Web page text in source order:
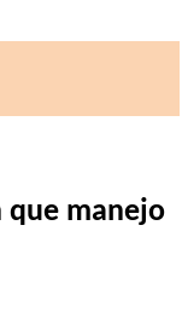
que manejo